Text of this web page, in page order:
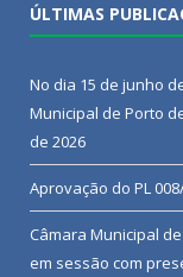
ÚLTIMAS
No dia 15 de junho
Municipal de Porto
de 2026
Aprovação do PL
Câmara Municipal
em sessão com